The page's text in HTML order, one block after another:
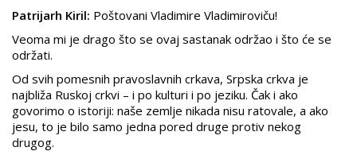
Patrijarh Kiril: Poštovani Vladimire Vladimiroviču!
Veoma mi je drago što se ovaj sastanak održao i što će se
održati.
Od svih pomesnih pravoslavnih crkava, Srpska crkva je
najbliža Ruskoj crkvi – i po kulturi i po jeziku. Čak i ako
govorimo o istoriji: naše zemlje nikada nisu ratovale, a ako
jesu, to je bilo samo jedna pored druge protiv nekog
drugog.